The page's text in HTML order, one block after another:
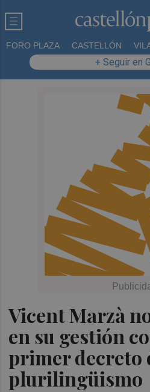
FORO PLAZA CASTELLÓN
+ Seguir en
Vicent Marzà
en su gestión
primer decreto
plurilingüismo